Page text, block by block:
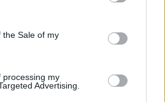
Google and its third-party tags to
purposes in below Google
the Sale of my
processing my
Advertising.